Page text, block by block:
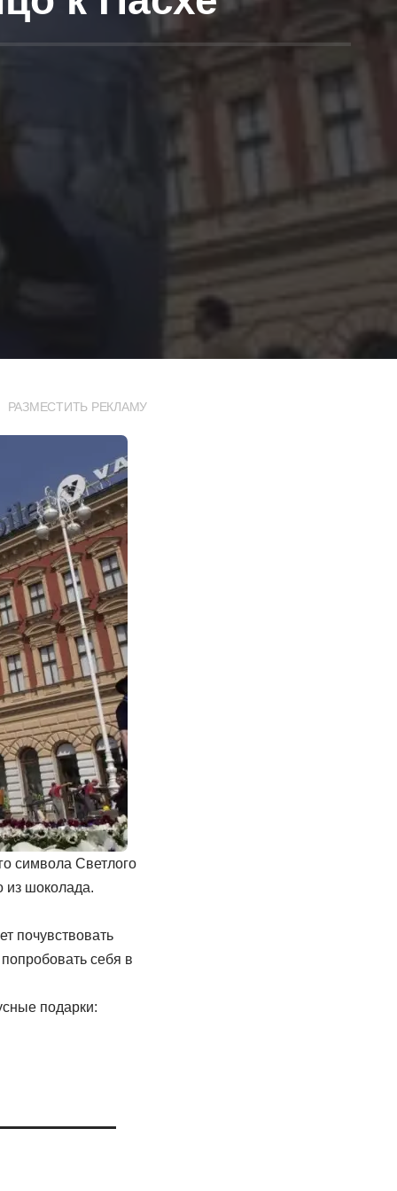
РАЗМЕСТИТЬ РЕКЛАМУ
символа Светлого
из шоколада.
почувствовать
себя в
подарки: